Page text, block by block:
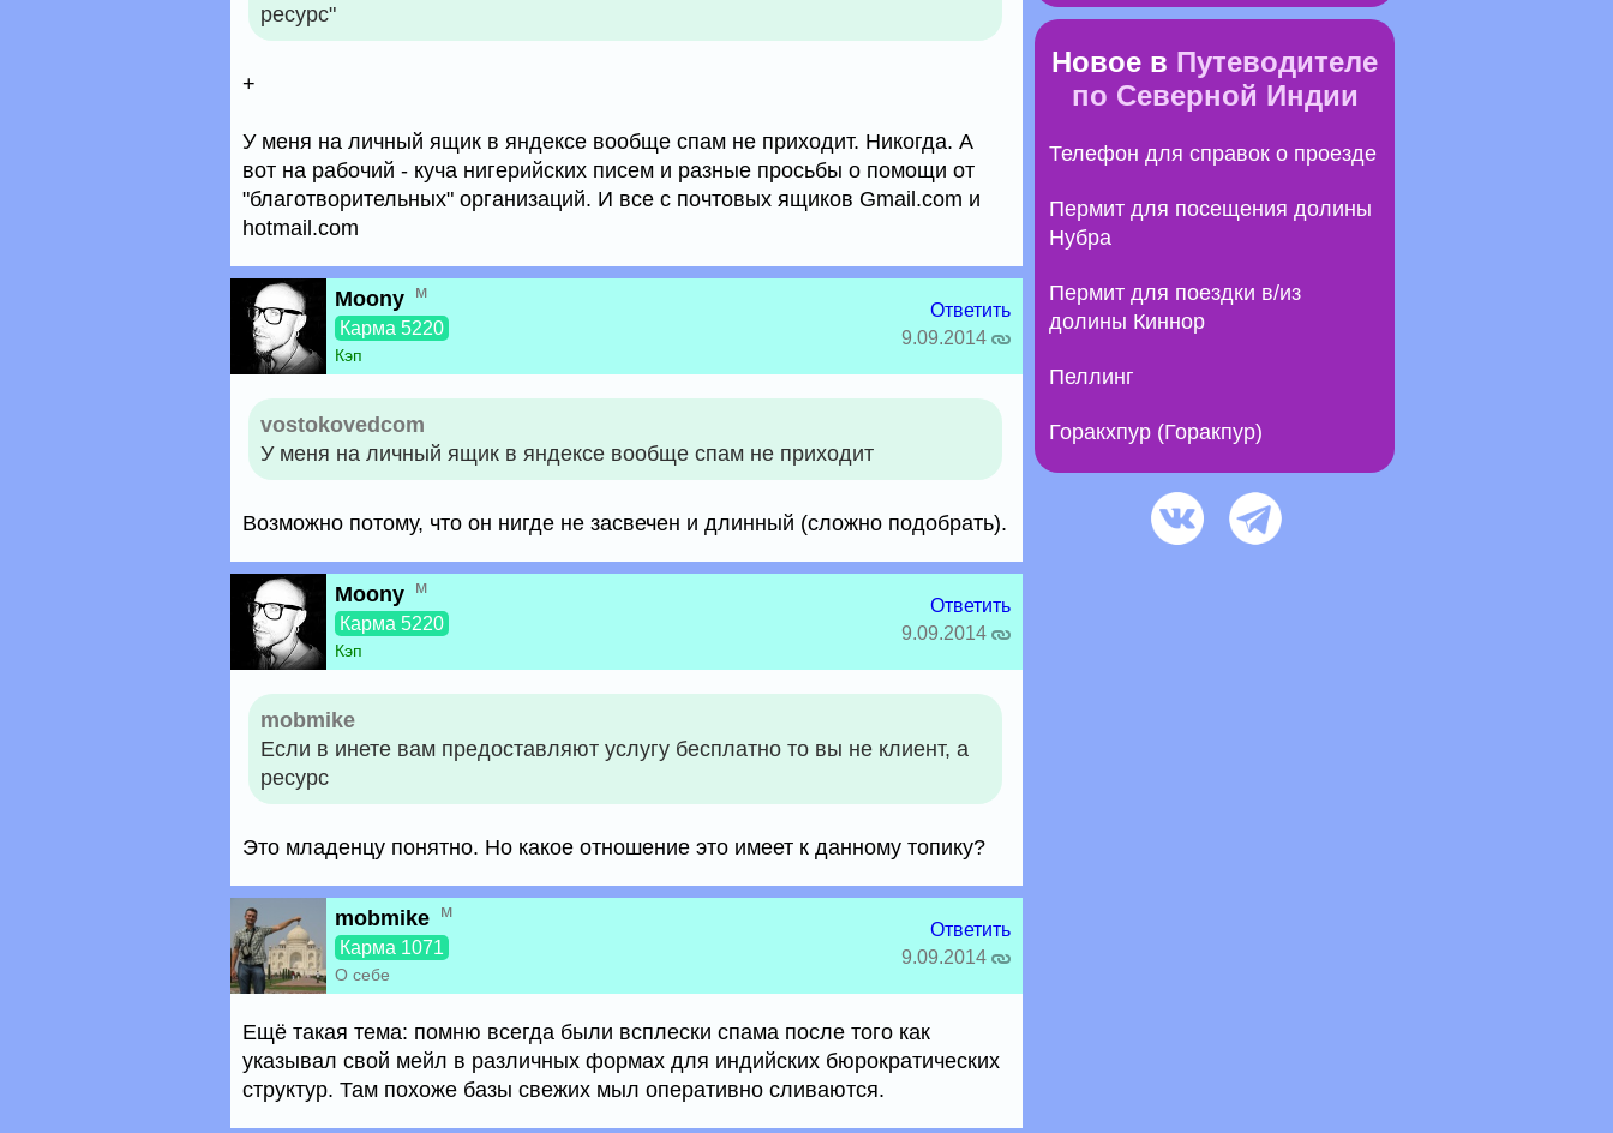
ресурс"
+
У меня на личный ящик в яндексе вообще спам не приходит. Никогда. А
вот на рабочий - куча нигерийских писем и разные просьбы о помощи от
"благотворительных" организаций. И все с почтовых ящиков Gmail.com и
hotmail.com
Moony м
Карма 5220
Кэп
Ответить
9.09.2014
vostokovedcom
У меня на личный ящик в яндексе вообще спам не приходит
Возможно потому, что он нигде не засвечен и длинный (сложно подобрать).
Moony м
Карма 5220
Кэп
Ответить
9.09.2014
mobmike
Если в инете вам предоставляют услугу бесплатно то вы не клиент, а
ресурс
Это младенцу понятно. Но какое отношение это имеет к данному топику?
mobmike м
Карма 1071
О себе
Ответить
9.09.2014
Ещё такая тема: помню всегда были всплески спама после того как
указывал свой мейл в различных формах для индийских бюрократических
структур. Там похоже базы свежих мыл оперативно сливаются.
Новое в Путеводителе
по Северной Индии
Телефон для справок о проезде
Пермит для посещения долины
Нубра
Пермит для поездки в/из
долины Киннор
Пеллинг
Горакхпур (Горакпур)